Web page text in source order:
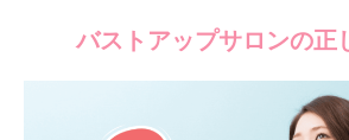
バストアップサロンの正